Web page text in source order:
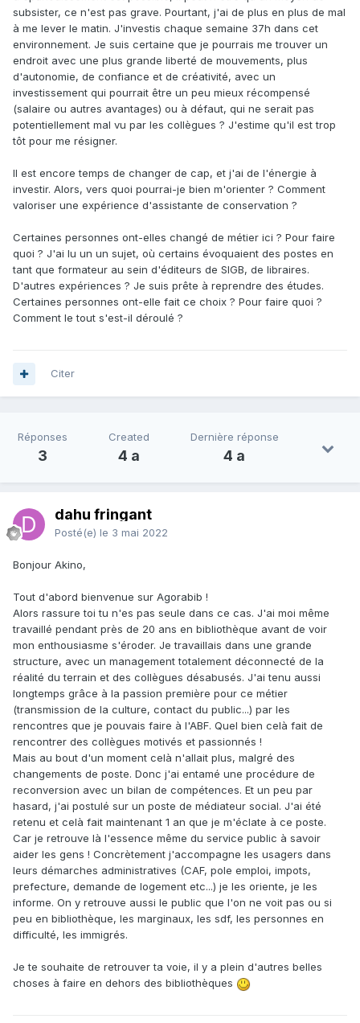
subsister, ce n'est pas grave. Pourtant, j'ai de plus en plus de mal
à me lever le matin. J'investis chaque semaine 37h dans cet
environnement. Je suis certaine que je pourrais me trouver un
endroit avec une plus grande liberté de mouvements, plus
d'autonomie, de confiance et de créativité, avec un
investissement qui pourrait être un peu mieux récompensé
(salaire ou autres avantages) ou à défaut, qui ne serait pas
potentiellement mal vu par les collègues ? J'estime qu'il est trop
tôt pour me résigner.
Il est encore temps de changer de cap, et j'ai de l'énergie à
investir. Alors, vers quoi pourrai-je bien m'orienter ? Comment
valoriser une expérience d'assistante de conservation ?
Certaines personnes ont-elles changé de métier ici ? Pour faire
quoi ? J'ai lu un un sujet, où certains évoquaient des postes en
tant que formateur au sein d'éditeurs de SIGB, de libraires.
D'autres expériences ? Je suis prête à reprendre des études.
Certaines personnes ont-elle fait ce choix ? Pour faire quoi ?
Comment le tout s'est-il déroulé ?
Citer
Réponses
3
Created
4 a
Dernière réponse
4 a
dahu fringant
Posté(e) le 3 mai 2022
Bonjour Akino,
Tout d'abord bienvenue sur Agorabib !
Alors rassure toi tu n'es pas seule dans ce cas. J'ai moi même
travaillé pendant près de 20 ans en bibliothèque avant de voir
mon enthousiasme s'éroder. Je travaillais dans une grande
structure, avec un management totalement déconnecté de la
réalité du terrain et des collègues désabusés. J'ai tenu aussi
longtemps grâce à la passion première pour ce métier
(transmission de la culture, contact du public...) par les
rencontres que je pouvais faire à l'ABF. Quel bien celà fait de
rencontrer des collègues motivés et passionnés !
Mais au bout d'un moment celà n'allait plus, malgré des
changements de poste. Donc j'ai entamé une procédure de
reconversion avec un bilan de compétences. Et un peu par
hasard, j'ai postulé sur un poste de médiateur social. J'ai été
retenu et celà fait maintenant 1 an que je m'éclate à ce poste.
Car je retrouve là l'essence même du service public à savoir
aider les gens ! Concrètement j'accompagne les usagers dans
leurs démarches administratives (CAF, pole emploi, impots,
prefecture, demande de logement etc...) je les oriente, je les
informe. On y retrouve aussi le public que l'on ne voit pas ou si
peu en bibliothèque, les marginaux, les sdf, les personnes en
difficulté, les immigrés.
Je te souhaite de retrouver ta voie, il y a plein d'autres belles
choses à faire en dehors des bibliothèques